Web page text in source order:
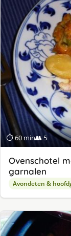
⏱ 60 min👥 5
Ovenschotel
garnalen
Avondeten &